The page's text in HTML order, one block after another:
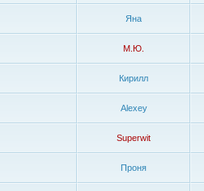
Яна
М.Ю.
Кирилл
Alexey
Superwit
Проня